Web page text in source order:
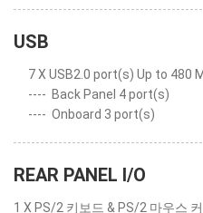
USB
7 X USB2.0 port(s) Up to 480
---- Back Panel 4 port(s)
---- Onboard 3 port(s)
REAR PANEL I/O
1 X PS/2 키보드 & PS/2 마우스